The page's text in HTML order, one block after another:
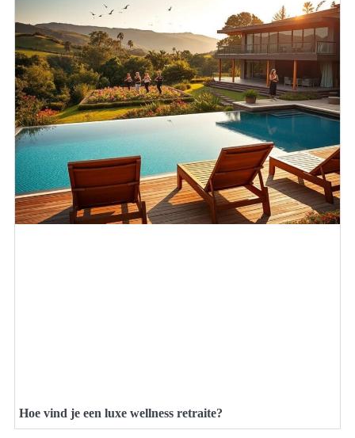
Hoe vind je een luxe wellness retraite?